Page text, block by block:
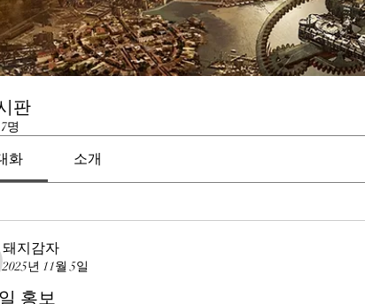
판
명
화 소개
감자
돼지감자
2025년 11월 5일
홍보